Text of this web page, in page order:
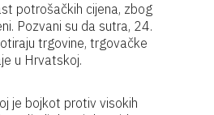
potrošačkih cijena, zbog
Pozvani su da sutra, 24.
trgovine, trgovačke
u Hrvatskoj.
je bojkot protiv visokih